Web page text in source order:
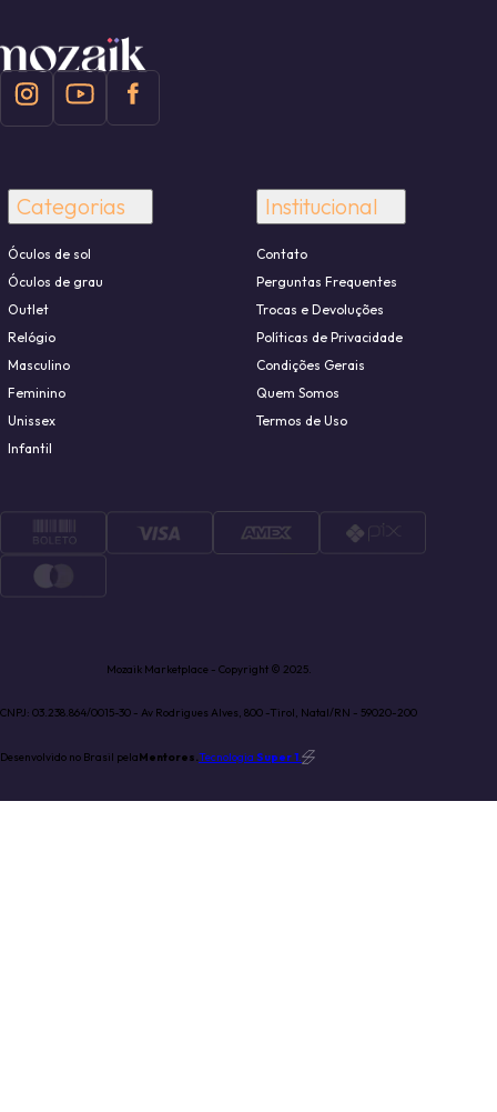
Categorias
Óculos de sol
Óculos de grau
Outlet
Relógio
Masculino
Feminino
Unissex
Infantil
Institucional
Contato
Perguntas Frequentes
Trocas e Devoluções
Políticas de Privacidade
Condições Gerais
Quem Somos
Termos de Uso
Mozaik Marketplace - Copyright © 2025.
CNPJ: 03.238.864/0015-30 - Av Rodrigues Alves, 800 -Tirol, Natal/RN - 59020-200
Desenvolvido no Brasil pelaMentores.Tecnologia Super 1.